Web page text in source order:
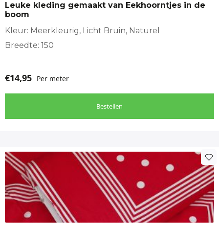
Leuke kleding gemaakt van Eekhoorntjes in de
boom
Kleur: Meerkleurig, Licht Bruin, Naturel
Breedte: 150
€14,95 Per meter
Bestellen